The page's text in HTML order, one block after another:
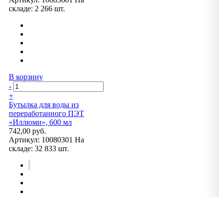
складе: 2 266 шт.
В корзину
-
+
Бутылка для воды из
переработанного ПЭТ
«Иллюми», 600 мл
742,00 руб.
Артикул: 10080301 На
складе: 32 833 шт.